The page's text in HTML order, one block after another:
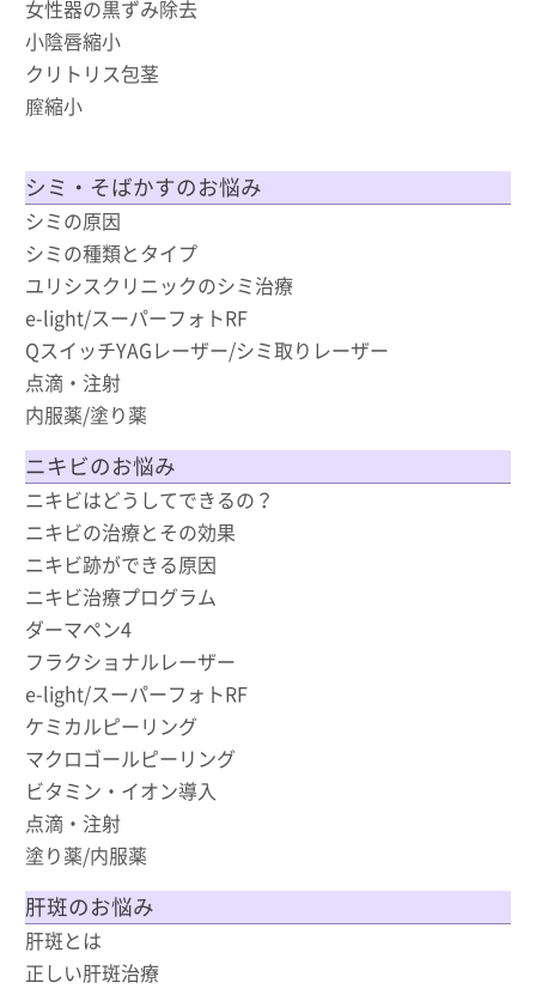
女性器の黒ずみ除去
小陰唇縮小
クリトリス包茎
膣縮小
シミ・そばかすのお悩み
シミの原因
シミの種類とタイプ
ユリシスクリニックのシミ治療
e-light/スーパーフォトRF
QスイッチYAGレーザー/シミ取りレーザー
点滴・注射
内服薬/塗り薬
ニキビのお悩み
ニキビはどうしてできるの？
ニキビの治療とその効果
ニキビ跡ができる原因
ニキビ治療プログラム
ダーマペン4
フラクショナルレーザー
e-light/スーパーフォトRF
ケミカルピーリング
マクロゴールピーリング
ビタミン・イオン導入
点滴・注射
塗り薬/内服薬
肝斑のお悩み
肝斑とは
正しい肝斑治療